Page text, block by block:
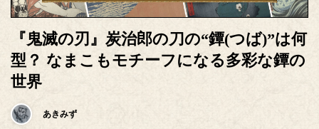
『鬼滅の刃』炭治郎の刀の“鐔(つば)”は何
型？ なまこもモチーフになる多彩な鐔の
世界
あきみず